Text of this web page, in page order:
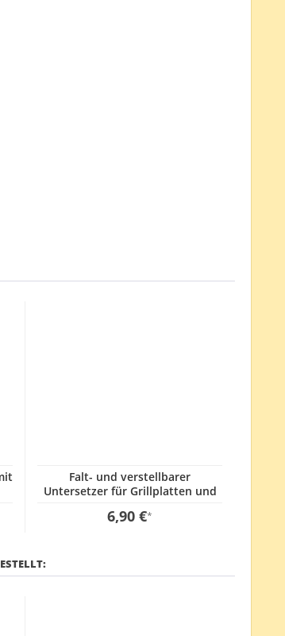
Falt- und verstellbarer
Untersetzer für Grillplatten und
6,90 €*